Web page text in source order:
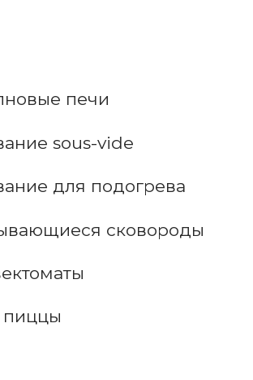
печи
sous-vide
для подогрева
сковороды